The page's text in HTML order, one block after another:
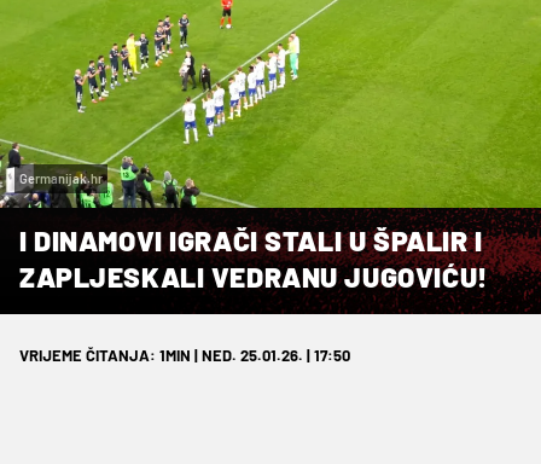
Germanijak.hr
I DINAMOVI IGRAČI STALI U ŠPALIR I
ZAPLJESKALI VEDRANU JUGOVIĆU!
VRIJEME ČITANJA: 1MIN | NED. 25.01.26. | 17:50